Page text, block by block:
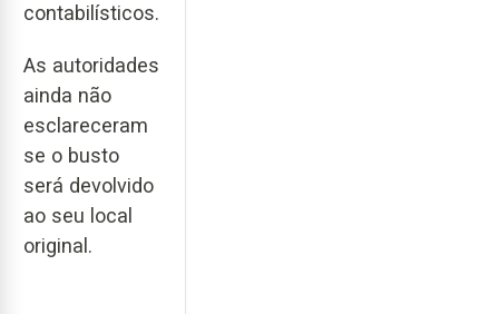
contabilísticos.
As autoridades
ainda não
esclareceram
se o busto
será devolvido
ao seu local
original.